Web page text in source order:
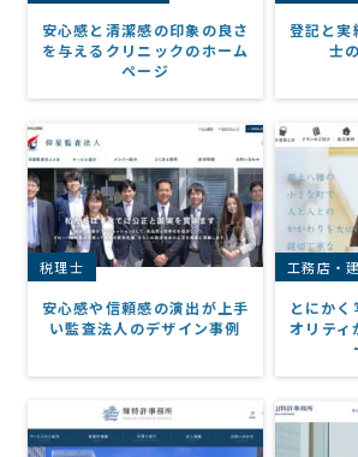
安心感と清潔感の印象の良さ
を与えるクリニックのホーム
ページ
登記と実
士
税理士
安心感や信頼感の演出が上手
い監査法人のデザイン事例
工務店・
とにか
オリティ